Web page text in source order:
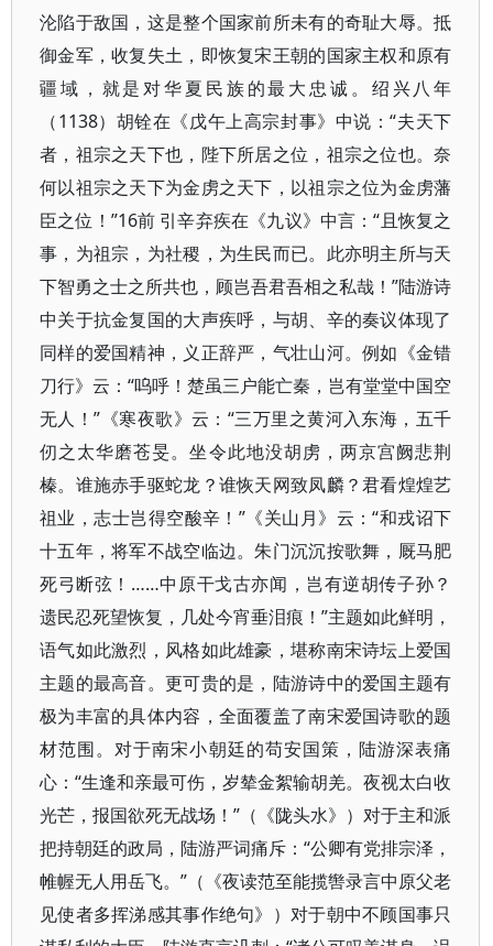
沦陷于敌国，这是整个国家前所未有的奇耻大辱。抵
御金军，收复失土，即恢复宋王朝的国家主权和原有
疆域，就是对华夏民族的最大忠诚。绍兴八年
（1138）胡铨在《戊午上高宗封事》中说：“夫天下
者，祖宗之天下也，陛下所居之位，祖宗之位也。奈
何以祖宗之天下为金虏之天下，以祖宗之位为金虏藩
臣之位！”16前 引辛弃疾在《九议》中言：“且恢复之
事，为祖宗，为社稷，为生民而已。此亦明主所与天
下智勇之士之所共也，顾岂吾君吾相之私哉！”陆游诗
中关于抗金复国的大声疾呼，与胡、辛的奏议体现了
同样的爱国精神，义正辞严，气壮山河。例如《金错
刀行》云：“呜呼！楚虽三户能亡秦，岂有堂堂中国空
无人！”《寒夜歌》云：“三万里之黄河入东海，五千
仞之太华磨苍旻。坐令此地没胡虏，两京宫阙悲荆
榛。谁施赤手驱蛇龙？谁恢天网致凤麟？君看煌煌艺
祖业，志士岂得空酸辛！”《关山月》云：“和戎诏下
十五年，将军不战空临边。朱门沉沉按歌舞，厩马肥
死弓断弦！……中原干戈古亦闻，岂有逆胡传子孙？
遗民忍死望恢复，几处今宵垂泪痕！”主题如此鲜明，
语气如此激烈，风格如此雄豪，堪称南宋诗坛上爱国
主题的最高音。更可贵的是，陆游诗中的爱国主题有
极为丰富的具体内容，全面覆盖了南宋爱国诗歌的题
材范围。对于南宋小朝廷的苟安国策，陆游深表痛
心：“生逢和亲最可伤，岁辇金絮输胡羌。夜视太白收
光芒，报国欲死无战场！”（《陇头水》）对于主和派
把持朝廷的政局，陆游严词痛斥：“公卿有党排宗泽，
帷幄无人用岳飞。”（《夜读范至能揽辔录言中原父老
见使者多挥涕感其事作绝句》）对于朝中不顾国事只